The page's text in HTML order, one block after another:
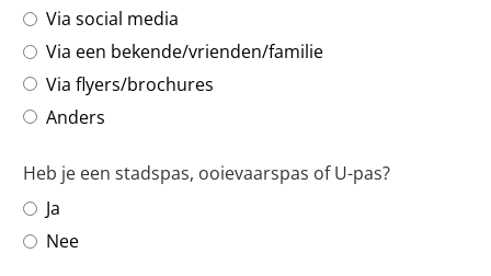
Via social media
Via een bekende/vrienden/familie
Via flyers/brochures
Anders
Heb je een stadspas, ooievaarspas of U-pas?
Ja
Nee